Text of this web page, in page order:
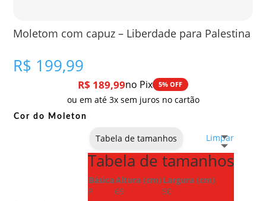
Moletom com capuz – Liberdade para Palestina
R$ 199,99
R$ 189,99no Pix 5% OFF
ou em até 3x sem juros no cartão
Cor do Moleton
Limpar
Tabela de tamanhos
Tabela de tamanhos
BásicaAltura (cm) Largura (cm)
P
69
50